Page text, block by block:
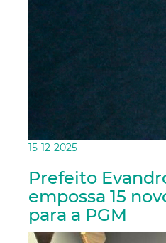
15-12-2025
Prefeito
empossa 15
para a PGM